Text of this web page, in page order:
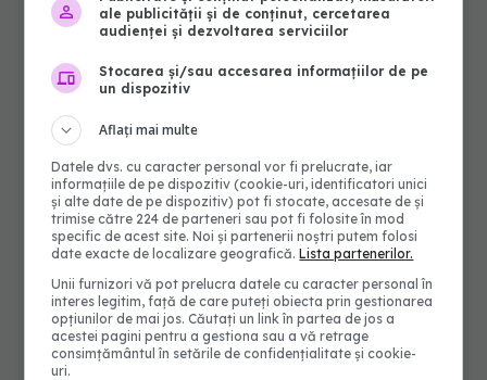
ale publicității și de conținut, cercetarea
audienței și dezvoltarea serviciilor
Stocarea și/sau accesarea informațiilor de pe
un dispozitiv
Aflați mai multe
Datele dvs. cu caracter personal vor fi prelucrate, iar
informațiile de pe dispozitiv (cookie-uri, identificatori unici
și alte date de pe dispozitiv) pot fi stocate, accesate de și
trimise către 224 de parteneri sau pot fi folosite în mod
specific de acest site. Noi și partenerii noștri putem folosi
date exacte de localizare geografică.Lista partenerilor.
Unii furnizori vă pot prelucra datele cu caracter personal în
interes legitim, față de care puteți obiecta prin gestionarea
opțiunilor de mai jos. Căutați un link în partea de jos a
acestei pagini pentru a gestiona sau a vă retrage
consimțământul în setările de confidențialitate și cookie-
uri.